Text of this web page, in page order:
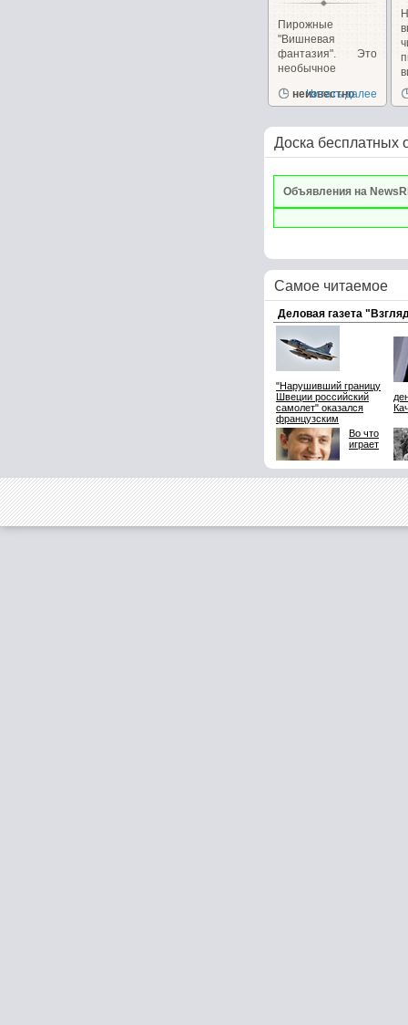
Пирожные
"Вишневая
фантазия". Это
необычное
сочетает в себе,...
неизвестно
Читать далее
Доска бесплатных
Объявления на
Самое читаемое